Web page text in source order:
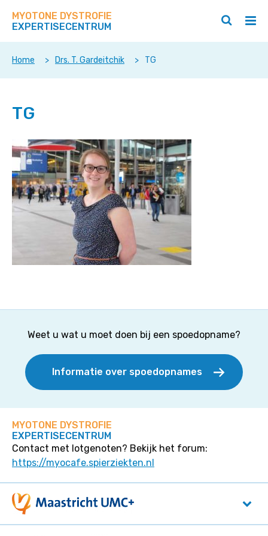
direct
op
deze
MYOTONE DYSTROFIE
EXPERTISECENTRUM
/
Zoeken
/
Home > Drs. T. Gardeitchik > TG
TG
Weet u wat u moet doen bij een spoedopname?
Informatie over spoedopnames
MYOTONE DYSTROFIE
EXPERTISECENTRUM
Contact met lotgenoten? Bekijk het forum:
https://myocafe.spierziekten.nl